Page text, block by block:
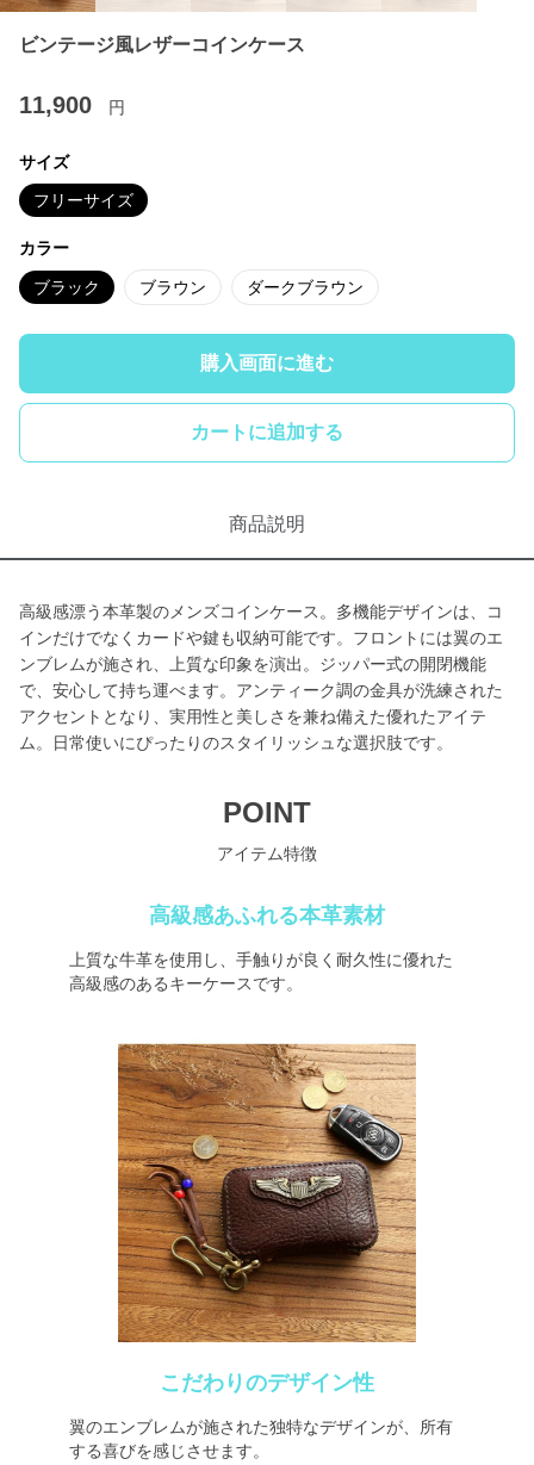
ビンテージ風レザーコインケース
11,900 円
サイズ
フリーサイズ
カラー
ブラック ブラウン ダークブラウン
購入画面に進む
カートに追加する
商品説明
高級感漂う本革製のメンズコインケース。多機能デザインは、コ
インだけでなくカードや鍵も収納可能です。フロントには翼のエ
ンブレムが施され、上質な印象を演出。ジッパー式の開閉機能
で、安心して持ち運べます。アンティーク調の金具が洗練された
アクセントとなり、実用性と美しさを兼ね備えた優れたアイテ
ム。日常使いにぴったりのスタイリッシュな選択肢です。
POINT
アイテム特徴
高級感あふれる本革素材
上質な牛革を使用し、手触りが良く耐久性に優れた
高級感のあるキーケースです。
こだわりのデザイン性
翼のエンブレムが施された独特なデザインが、所有
する喜びを感じさせます。